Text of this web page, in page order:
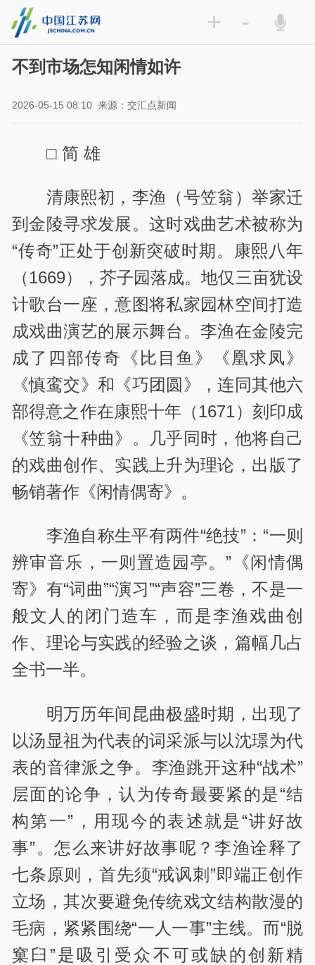
+ -
不到市场怎知闲情如许
2026-05-15 08:10 来源：交汇点新闻
□ 简 雄
清康熙初，李渔（号笠翁）举家迁
到金陵寻求发展。这时戏曲艺术被称为
“传奇”正处于创新突破时期。康熙八年
（1669），芥子园落成。地仅三亩犹设
计歌台一座，意图将私家园林空间打造
成戏曲演艺的展示舞台。李渔在金陵完
成了四部传奇《比目鱼》《凰求凤》
《慎鸾交》和《巧团圆》，连同其他六
部得意之作在康熙十年（1671）刻印成
《笠翁十种曲》。几乎同时，他将自己
的戏曲创作、实践上升为理论，出版了
畅销著作《闲情偶寄》。
李渔自称生平有两件“绝技”：“一则
辨审音乐，一则置造园亭。”《闲情偶
寄》有“词曲”“演习”“声容”三卷，不是一
般文人的闭门造车，而是李渔戏曲创
作、理论与实践的经验之谈，篇幅几占
全书一半。
明万历年间昆曲极盛时期，出现了
以汤显祖为代表的词采派与以沈璟为代
表的音律派之争。李渔跳开这种“战术”
层面的论争，认为传奇最要紧的是“结
构第一”，用现今的表述就是“讲好故
事”。怎么来讲好故事呢？李渔诠释了
七条原则，首先须“戒讽刺”即端正创作
立场，其次要避免传统戏文结构散漫的
毛病，紧紧围绕“一人一事”主线。而“脱
窠臼”是吸引受众不可或缺的创新精